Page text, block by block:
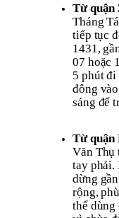
Từ quận
Tháng
tiếp tục
1431,
07 hoặc
5 phút
đông
sáng để
Từ quận
Văn Thụ
tay phải.
dừng
rộng,
thể dùng